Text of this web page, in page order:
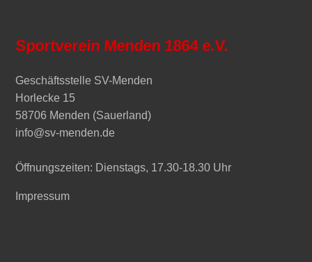
Sportverein Menden 1864 e.V.
Geschäftsstelle SV-Menden
Horlecke 15
58706 Menden (Sauerland)
info@sv-menden.de
Öffnungszeiten: Dienstags, 17.30-18.30 Uhr
Impressum